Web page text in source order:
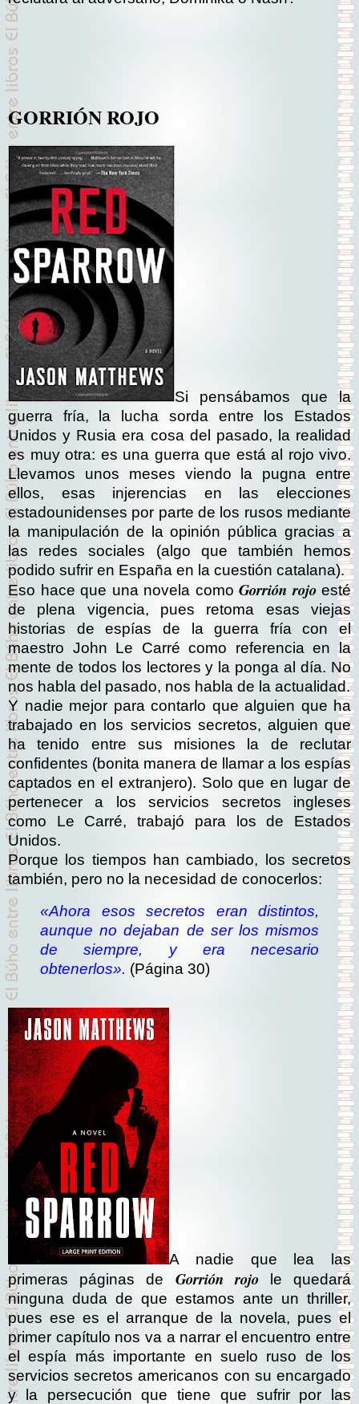
GORRIÓN ROJO
Si pensábamos que la
guerra fría, la lucha sorda entre los Estados
Unidos y Rusia era cosa del pasado, la realidad
es muy otra: es una guerra que está al rojo vivo.
Llevamos unos meses viendo la pugna entre
ellos, esas injerencias en las elecciones
estadounidenses por parte de los rusos mediante
la manipulación de la opinión pública gracias a
las redes sociales (algo que también hemos
podido sufrir en España en la cuestión catalana).
Eso hace que una novela como Gorrión rojoesté
de plena vigencia, pues retoma esas viejas
historias de espías de la guerra fría con el
maestro John Le Carré como referencia en la
mente de todos los lectores y la ponga al día. No
nos habla del pasado, nos habla de la actualidad.
Y nadie mejor para contarlo que alguien que ha
trabajado en los servicios secretos, alguien que
ha tenido entre sus misiones la de reclutar
confidentes (bonita manera de llamar a los espías
captados en el extranjero). Solo que en lugar de
pertenecer a los servicios secretos ingleses
como Le Carré, trabajó para los de Estados
Unidos.
Porque los tiempos han cambiado, los secretos
también, pero no la necesidad de conocerlos:
«Ahora esos secretos eran distintos,
aunque no dejaban de ser los mismos
de siempre, y era necesario
obtenerlos». (Página 30)
A nadie que lea las
primeras páginas de Gorrión rojole quedará
ninguna duda de que estamos ante un thriller,
pues ese es el arranque de la novela, pues el
primer capítulo nos va a narrar el encuentro entre
el espía más importante en suelo ruso de los
servicios secretos americanos con su encargado
y la persecución que tiene que sufrir por las